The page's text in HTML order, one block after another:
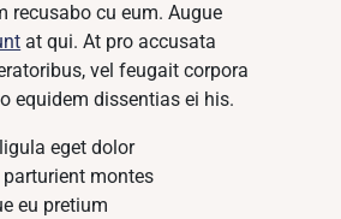
recusabo cu eum. Augue
at qui. At pro accusata
vel feugait corpora
equidem dissentias ei his.
eget dolor
montes
eu pretium